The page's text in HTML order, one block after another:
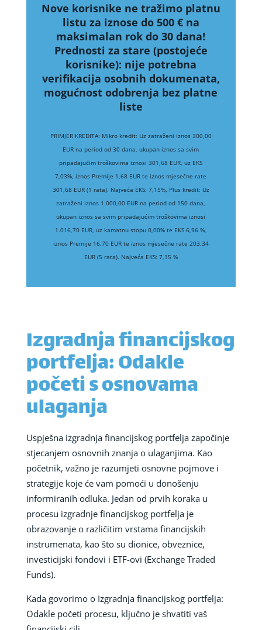
Nove korisnike ne tražimo platnu
listu za iznose do 500 € na
maksimalan rok do 30 dana!
Prednosti za stare (postojeće
korisnike): nije potrebna
verifikacija osobnih dokumenata,
mogućnost odobrenja bez platne
liste
PRIMJER KREDITA: Mikro kredit: Uz zatraženi iznos 300,00
EUR na period od 30 dana, ukupan iznos sa svim
pripadajućim troškovima iznosi 301,68 EUR, uz EKS
7,03%, iznos Premije 1,68 EUR te iznos mjesečne rate
301,68 EUR (1 rata). Najveća EKS: 7,15%, Plus kredit: Uz
zatraženi iznos 1.000,00 EUR na period od 150 dana,
ukupan iznos sa svim pripadajućim troškovima iznosi
1.016,70 EUR, uz kamatnu stopu 0,00% te EKS 6,96 %,
iznos Premije 16,70 EUR te iznos mjesečne rate 203,34
EUR (5 rata). Najveća EKS: 7,15 %
Izgradnja financijskog
portfelja: Odakle
početi s osnovama
ulaganja
Uspješna izgradnja financijskog portfelja započinje
stjecanjem osnovnih znanja o ulaganjima. Kao
početnik, važno je razumjeti osnovne pojmove i
strategije koje će vam pomoći u donošenju
informiranih odluka. Jedan od prvih koraka u
procesu izgradnje financijskog portfelja je
obrazovanje o različitim vrstama financijskih
instrumenata, kao što su dionice, obveznice,
investicijski fondovi i ETF-ovi (Exchange Traded
Funds).
Kada govorimo o Izgradnja financijskog portfelja:
Odakle početi procesu, ključno je shvatiti vaš